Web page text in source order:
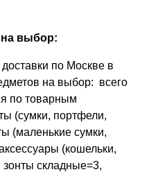
на выбор:
по Москве в
на выбор: всего
по товарным
(сумки, портфели,
(маленькие сумки,
(кошельки,
складные=3,